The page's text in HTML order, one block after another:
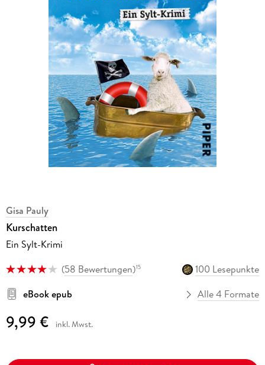
Gisa Pauly
Kurschatten
Ein Sylt-Krimi
(58 Bewertungen)15
100 Lesepunkte
eBook epub
Alle 4 Formate
9,99 € inkl. Mwst.